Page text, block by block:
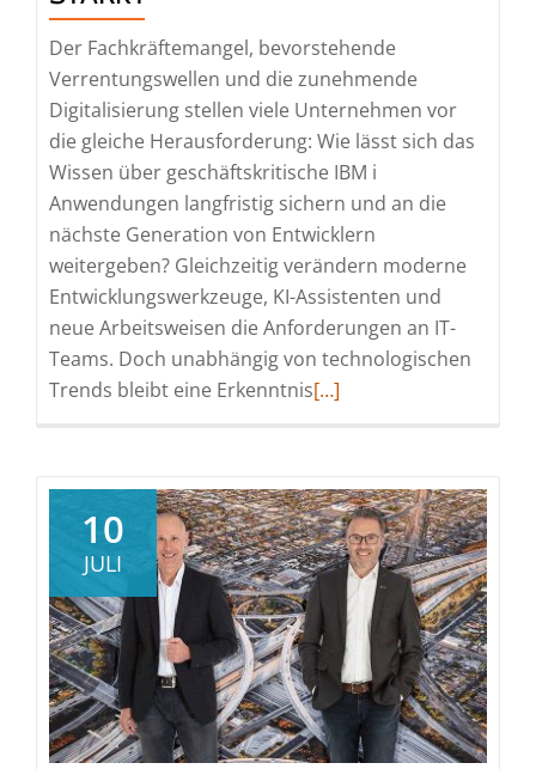
Der Fachkräftemangel, bevorstehende
Verrentungswellen und die zunehmende
Digitalisierung stellen viele Unternehmen vor
die gleiche Herausforderung: Wie lässt sich das
Wissen über geschäftskritische IBM i
Anwendungen langfristig sichern und an die
nächste Generation von Entwicklern
weitergeben? Gleichzeitig verändern moderne
Entwicklungswerkzeuge, KI-Assistenten und
neue Arbeitsweisen die Anforderungen an IT-
Teams. Doch unabhängig von technologischen
Trends bleibt eine ErkenntnisRead
i
Fachkräfte
sichern:
Wie
die
iCademy®
Systemverständnis,
Wissenstransfer
und
[…]
10
JULI